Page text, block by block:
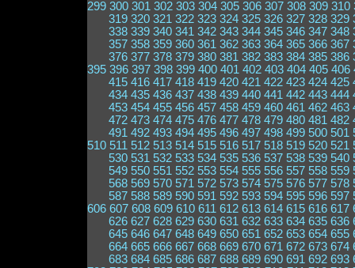
299 300 301 302 303 304 305 306 307 308 309 310
319 320 321 322 323 324 325 326 327 328 329
338 339 340 341 342 343 344 345 346 347 348
357 358 359 360 361 362 363 364 365 366 367
376 377 378 379 380 381 382 383 384 385 386
395 396 397 398 399 400 401 402 403 404 405 406
415 416 417 418 419 420 421 422 423 424 425
434 435 436 437 438 439 440 441 442 443 444
453 454 455 456 457 458 459 460 461 462 463
472 473 474 475 476 477 478 479 480 481 482
491 492 493 494 495 496 497 498 499 500 501
510 511 512 513 514 515 516 517 518 519 520 521
530 531 532 533 534 535 536 537 538 539 540
549 550 551 552 553 554 555 556 557 558 559
568 569 570 571 572 573 574 575 576 577 578
587 588 589 590 591 592 593 594 595 596 597
606 607 608 609 610 611 612 613 614 615 616 617
626 627 628 629 630 631 632 633 634 635 636
645 646 647 648 649 650 651 652 653 654 655
664 665 666 667 668 669 670 671 672 673 674
683 684 685 686 687 688 689 690 691 692 693